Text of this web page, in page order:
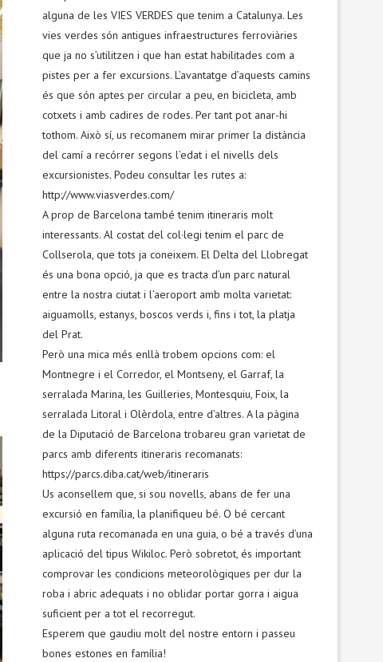
alguna de les VIES VERDES que tenim a Catalunya. Les
vies verdes són antigues infraestructures ferroviàries
que ja no s’utilitzen i que han estat habilitades com a
pistes per a fer excursions. L’avantatge d’aquests camins
és que són aptes per circular a peu, en bicicleta, amb
cotxets i amb cadires de rodes. Per tant pot anar-hi
tothom. Això sí, us recomanem mirar primer la distància
del camí a recórrer segons l’edat i el nivells dels
excursionistes. Podeu consultar les rutes a:
http://www.viasverdes.com/
A prop de Barcelona també tenim itineraris molt
interessants. Al costat del col·legi tenim el parc de
Collserola, que tots ja coneixem. El Delta del Llobregat
és una bona opció, ja que es tracta d’un parc natural
entre la nostra ciutat i l’aeroport amb molta varietat:
aiguamolls, estanys, boscos verds i, fins i tot, la platja
del Prat.
Però una mica més enllà trobem opcions com: el
Montnegre i el Corredor, el Montseny, el Garraf, la
serralada Marina, les Guilleries, Montesquiu, Foix, la
serralada Litoral i Olèrdola, entre d’altres. A la pàgina
de la Diputació de Barcelona trobareu gran varietat de
parcs amb diferents itineraris recomanats:
https://parcs.diba.cat/web/itineraris
Us aconsellem que, si sou novells, abans de fer una
excursió en família, la planifiqueu bé. O bé cercant
alguna ruta recomanada en una guia, o bé a través d’una
aplicació del tipus Wikiloc. Però sobretot, és important
comprovar les condicions meteorològiques per dur la
roba i abric adequats i no oblidar portar gorra i aigua
suficient per a tot el recorregut.
Esperem que gaudiu molt del nostre entorn i passeu
bones estones en família!